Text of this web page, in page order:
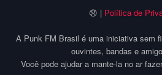
😞 | Política de
A Punk FM Brasil é uma iniciativa sem
ouvintes, bandas e
Você pode ajudar a mante-la no ar